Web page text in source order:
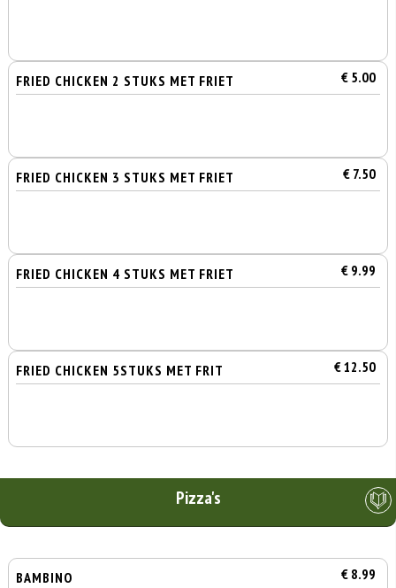
FRIED CHICKEN 2 STUKS MET FRIET € 5.00
FRIED CHICKEN 3 STUKS MET FRIET € 7.50
FRIED CHICKEN 4 STUKS MET FRIET € 9.99
FRIED CHICKEN 5STUKS MET FRIT € 12.50
Pizza's
BAMBINO € 8.99